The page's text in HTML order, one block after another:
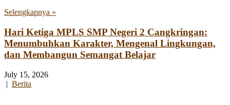
Selengkapnya »
Hari Ketiga MPLS SMP Negeri 2 Cangkringan:
Menumbuhkan Karakter, Mengenal Lingkungan,
dan Membangun Semangat Belajar
July 15, 2026
| Berita